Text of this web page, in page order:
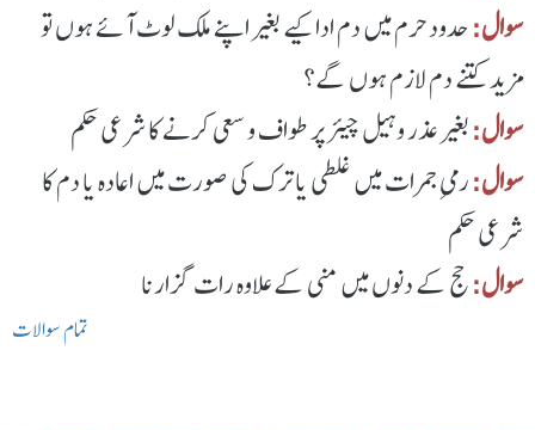
سوال:حدود حرم میں دم ادا کیے بغیر اپنے ملک لوٹ آئے ہوں تو
مزید کتنے دم لازم ہوں گے؟
سوال:بغیر عذر وہیل چیئر پر طواف و سعی کرنے کا شرعی حکم
سوال:رمیِ جمرات میں غلطی یا ترک کی صورت میں اعادہ یا دم کا
شرعی حکم
سوال:حج کے دنوں میں منی کے علاوہ رات گزارنا
تمام سوالات